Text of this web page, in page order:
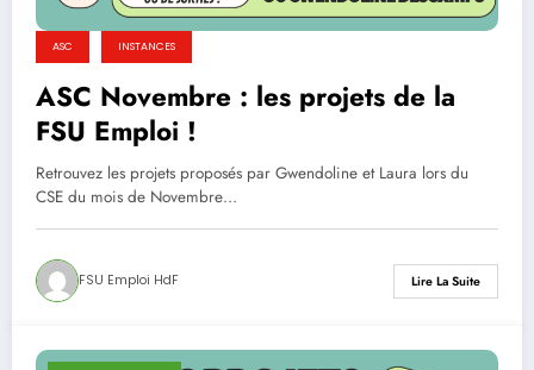
ASC INSTANCES
ASC Novembre : les projets de la
FSU Emploi !
Retrouvez les projets proposés par Gwendoline et Laura lors du
CSE du mois de Novembre…
FSU Emploi HdF Lire La Suite